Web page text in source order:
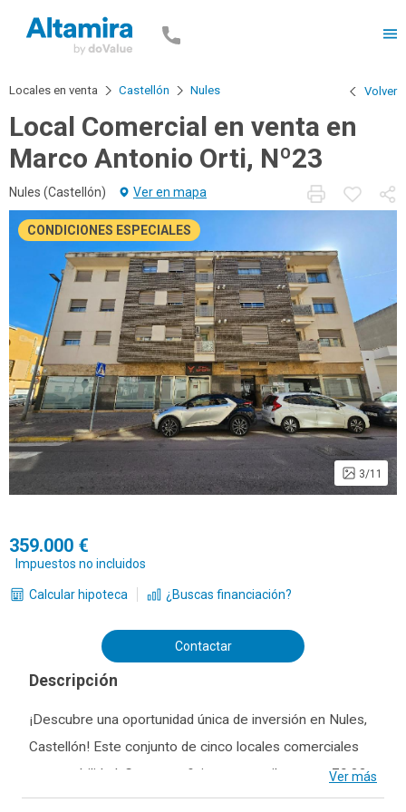
Locales en venta Castellón Nules Volver
Local Comercial en venta en
Marco Antonio Orti, Nº23
Nules (Castellón) Ver en mapa
CONDICIONES ESPECIALES
3/11
359.000
Impuestos no incluidos
Calcular hipoteca ¿Buscas financiación?
Contactar
Descripción
¡Descubre una oportunidad única de inversión en Nules,
Castellón! Este conjunto de cinco locales comerciales
en rentabilidad. Con superficies que oscilan entre 79,82
m² y 547,8 m², estos espacios ofrecen versatilidad para
Ver más